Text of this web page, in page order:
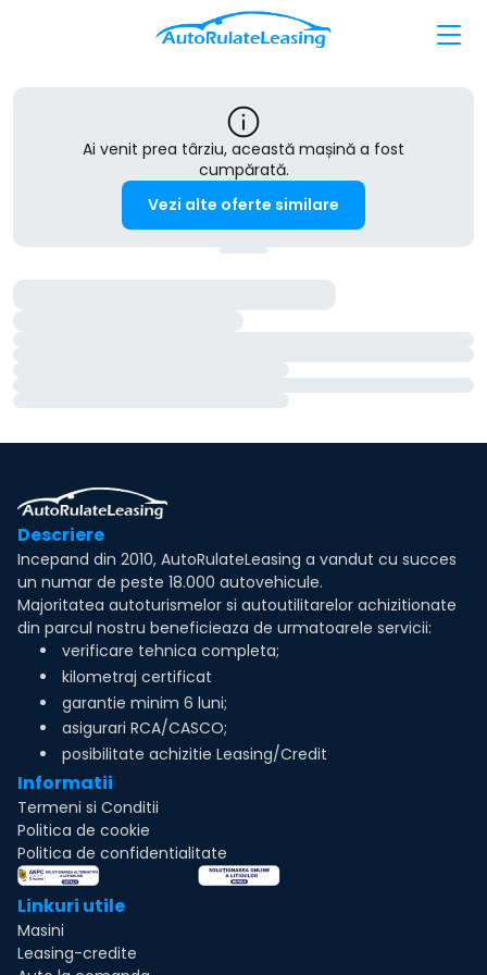
Ai venit prea târziu, această mașină a fost
cumpărată.
Vezi alte oferte similare
Descriere
Incepand din 2010, AutoRulateLeasing a vandut cu succes
un numar de peste 18.000 autovehicule.
Majoritatea autoturismelor si autoutilitarelor achizitionate
din parcul nostru beneficieaza de urmatoarele servicii:
verificare tehnica completa;
kilometraj certificat
garantie minim 6 luni;
asigurari RCA/CASCO;
posibilitate achizitie Leasing/Credit
Informatii
Termeni si Conditii
Politica de cookie
Politica de confidentialitate
Linkuri utile
Masini
Leasing-credite